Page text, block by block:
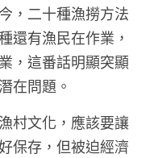
，二十種漁撈方法
還有漁民在作業，
，這番話明顯突顯
在問題。
村文化，應該要讓
保存，但被迫經濟